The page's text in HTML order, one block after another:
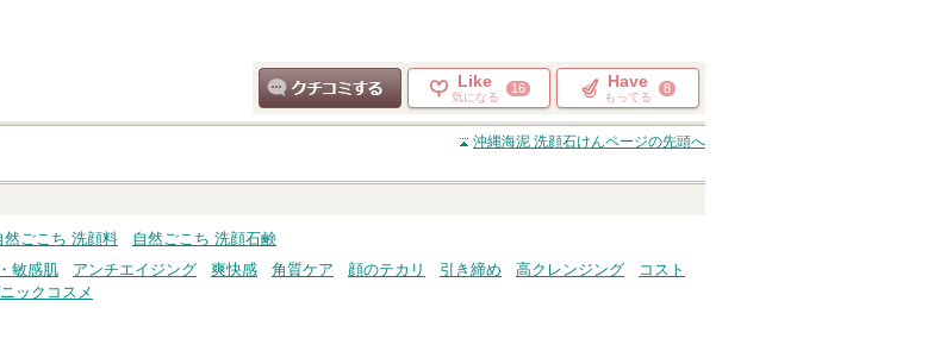
クチコミする
Like
気になる
16 Have
もってる
8
沖縄海泥 洗顔石けんページの先頭へ
然ごこち 洗顔料
自然ごこち 洗顔石鹸
敏感肌 アンチエイジング 爽快感 角質ケア 顔のテカリ 引き締め 高クレンジング
コスト
ックコスメ